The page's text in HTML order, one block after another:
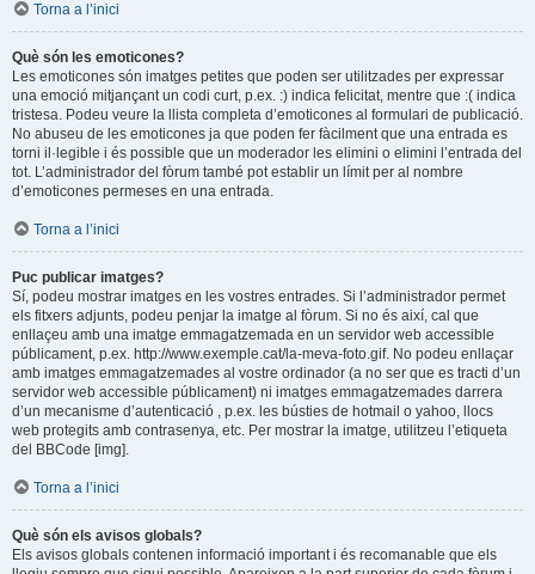
Torna a l’inici
Què són les emoticones?
Les emoticones són imatges petites que poden ser utilitzades per expressar
una emoció mitjançant un codi curt, p.ex. :) indica felicitat, mentre que :( indica
tristesa. Podeu veure la llista completa d’emoticones al formulari de publicació.
No abuseu de les emoticones ja que poden fer fàcilment que una entrada es
torni il·legible i és possible que un moderador les elimini o elimini l’entrada del
tot. L’administrador del fòrum també pot establir un límit per al nombre
d’emoticones permeses en una entrada.
Torna a l’inici
Puc publicar imatges?
Sí, podeu mostrar imatges en les vostres entrades. Si l’administrador permet
els fitxers adjunts, podeu penjar la imatge al fòrum. Si no és així, cal que
enllaçeu amb una imatge emmagatzemada en un servidor web accessible
públicament, p.ex. http://www.exemple.cat/la-meva-foto.gif. No podeu enllaçar
amb imatges emmagatzemades al vostre ordinador (a no ser que es tracti d’un
servidor web accessible públicament) ni imatges emmagatzemades darrera
d’un mecanisme d’autenticació , p.ex. les bústies de hotmail o yahoo, llocs
web protegits amb contrasenya, etc. Per mostrar la imatge, utilitzeu l’etiqueta
del BBCode [img].
Torna a l’inici
Què són els avisos globals?
Els avisos globals contenen informació important i és recomanable que els